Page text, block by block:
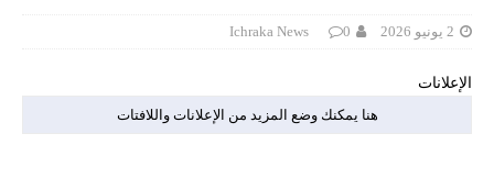
2 يونيو 2026 Ichraka News 0
الإعلانات
هنا يمكنك وضع المزيد من الإعلانات واللافتات